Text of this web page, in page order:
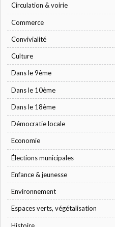
Circulation & voirie
Commerce
Convivialité
Culture
Dans le 9ème
Dans le 10ème
Dans le 18ème
Démocratie locale
Economie
Élections municipales
Enfance & jeunesse
Environnement
Espaces verts, végétalisation
Histoire